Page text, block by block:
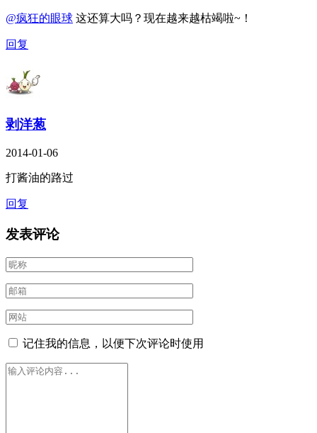
@疯狂的眼球 这还算大吗？现在越来越枯竭啦~！
回复
剥洋葱
2014-01-06
打酱油的路过
回复
发表评论
记住我的信息，以便下次评论时使用